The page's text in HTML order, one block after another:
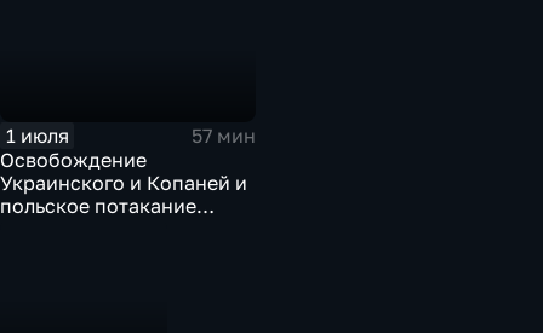
1 июля
57 мин
Освобождение
Украинского и Копаней и
польское потакание